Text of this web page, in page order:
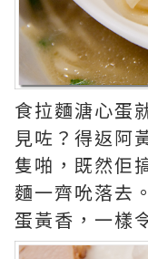
食拉麵溏心蛋
見咗？得返阿
隻啪，既然佢
麵一齊吮落去
蛋黃香，一樣